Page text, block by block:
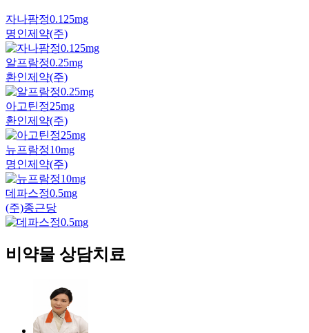
자나팜정0.125mg
명인제약(주)
알프람정0.25mg
환인제약(주)
아고틴정25mg
환인제약(주)
뉴프람정10mg
명인제약(주)
데파스정0.5mg
(주)종근당
비약물 상담치료